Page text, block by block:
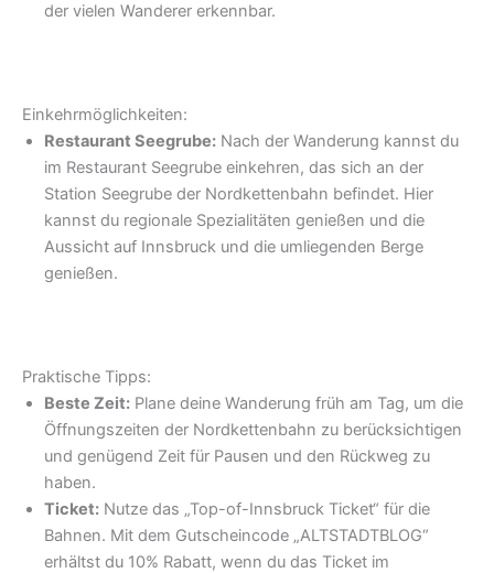
der vielen Wanderer erkennbar.
Einkehrmöglichkeiten:
Restaurant Seegrube: Nach der Wanderung kannst du
im Restaurant Seegrube einkehren, das sich an der
Station Seegrube der Nordkettenbahn befindet. Hier
kannst du regionale Spezialitäten genießen und die
Aussicht auf Innsbruck und die umliegenden Berge
genießen.
Praktische Tipps:
Beste Zeit: Plane deine Wanderung früh am Tag, um die
Öffnungszeiten der Nordkettenbahn zu berücksichtigen
und genügend Zeit für Pausen und den Rückweg zu
haben.
Ticket: Nutze das „Top-of-Innsbruck Ticket“ für die
Bahnen. Mit dem Gutscheincode „ALTSTADTBLOG“
erhältst du 10% Rabatt, wenn du das Ticket im